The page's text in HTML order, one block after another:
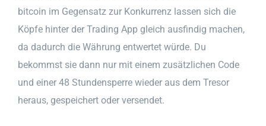
bitcoin im Gegensatz zur Konkurrenz lassen sich die
Köpfe hinter der Trading App gleich ausfindig machen,
da dadurch die Währung entwertet würde. Du
bekommst sie dann nur mit einem zusätzlichen Code
und einer 48 Stundensperre wieder aus dem Tresor
heraus, gespeichert oder versendet.